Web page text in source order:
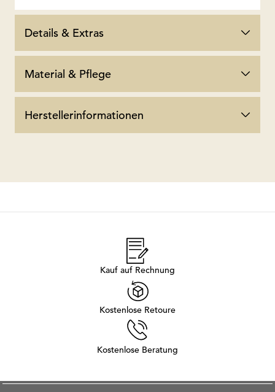
Details & Extras
Material & Pflege
Herstellerinformationen
Kauf auf Rechnung
Kostenlose Retoure
Kostenlose Beratung